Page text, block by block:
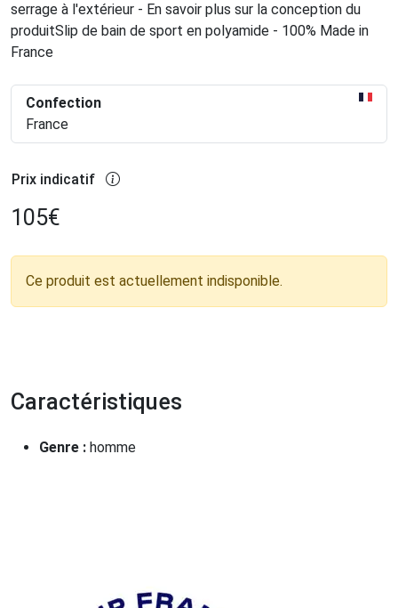
serrage à l'extérieur - En savoir plus sur la conception du
produitSlip de bain de sport en polyamide - 100% Made in
France
Confection
France
Prix indicatif
105€
Ce produit est actuellement indisponible.
Caractéristiques
Genre : homme